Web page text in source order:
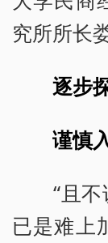
究所所长
逐步
谨慎
“且不
已是难上